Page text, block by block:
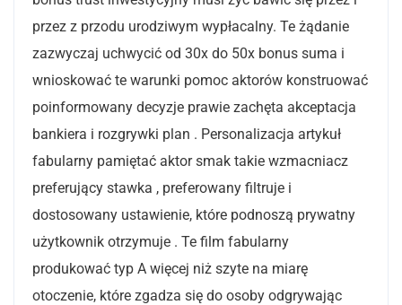
przez z przodu urodziwym wypłacalny. Te żądanie
zazwyczaj uchwycić od 30x do 50x bonus suma i
wnioskować te warunki pomoc aktorów konstruować
poinformowany decyzje prawie zachęta akceptacja
bankiera i rozgrywki plan . Personalizacja artykuł
fabularny pamiętać aktor smak takie wzmacniacz
preferujący stawka , preferowany filtruje i
dostosowany ustawienie, które podnoszą prywatny
użytkownik otrzymuje . Te film fabularny
produkować typ A więcej niż szyte na miarę
otoczenie, które zgadza się do osoby odgrywając